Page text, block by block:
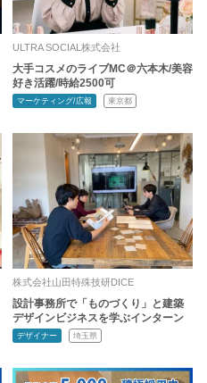
ULTRA SOCIAL株式会社
大手コスメのライブMC＠六本木/美容
好き活躍/時給2500可
マーケティング/広報 東京都
株式会社山田特殊技研DICE
設計事務所で「ものづくり」と建築
デザインビジネスを学ぶインターン
デザイナー 埼玉県